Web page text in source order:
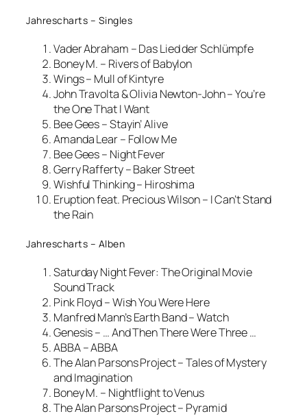
Jahrescharts – Singles
Vader Abraham – Das Lied der Schlümpfe
Boney M. – Rivers of Babylon
Wings – Mull of Kintyre
John Travolta & Olivia Newton-John – You’re
the One That I Want
Bee Gees – Stayin’ Alive
Amanda Lear – Follow Me
Bee Gees – Night Fever
Gerry Rafferty – Baker Street
Wishful Thinking – Hiroshima
Eruption feat. Precious Wilson – I Can’t Stand
the Rain
Jahrescharts – Alben
Saturday Night Fever: The Original Movie
Sound Track
Pink Floyd – Wish You Were Here
Manfred Mann’s Earth Band – Watch
Genesis – … And Then There Were Three …
ABBA – ABBA
The Alan Parsons Project – Tales of Mystery
and Imagination
Boney M. – Nightflight to Venus
The Alan Parsons Project – Pyramid